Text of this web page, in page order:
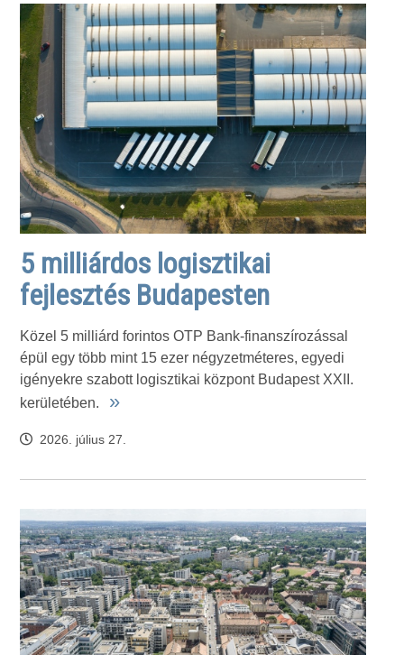
5 milliárdos logisztikai
fejlesztés Budapesten
Közel 5 milliárd forintos OTP Bank-finanszírozással
épül egy több mint 15 ezer négyzetméteres, egyedi
igényekre szabott logisztikai központ Budapest XXII.
kerületében.
»
2026. július 27.